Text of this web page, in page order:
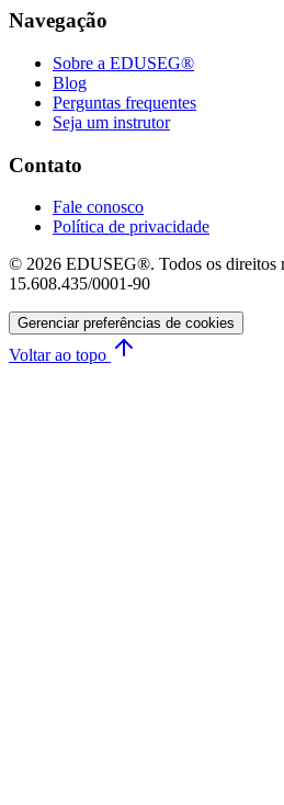
Navegação
Sobre a EDUSEG®
Blog
Perguntas frequentes
Seja um instrutor
Contato
Fale conosco
Política de privacidade
© 2026 EDUSEG®. Todos os direitos
15.608.435/0001-90
Gerenciar preferências de cookies
Voltar ao topo